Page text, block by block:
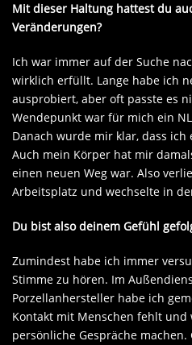
Mit dieser Haltung hattest du
Veränderungen?
Ich war immer auf der Suche
wirklich erfüllt. Lange habe ich
ausprobiert, aber oft passte es
Wendepunkt war für mich ein
Danach wurde mir klar, dass
Auch mein Körper hat mir
einen neuen Weg war. Also
Arbeitsplatz und wechselte in
Du bist also deinem Gefühl
Zumindest habe ich immer
Stimme zu hören. Im
Porzellanhersteller habe ich
Kontakt mit Menschen fehlt und
persönliche Gespräche